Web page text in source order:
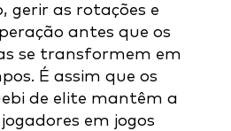
gerir as rotações e
antes que os
se transformem em
É assim que os
de elite mantêm a
em jogos